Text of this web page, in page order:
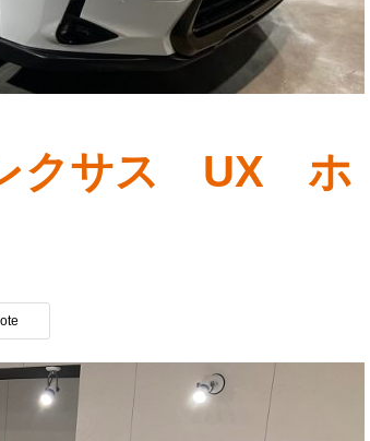
レクサス UX ホ